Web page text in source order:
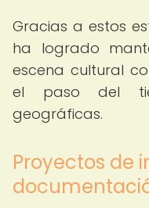
Gracias a estos
ha logrado
escena cultural
el paso del
geográficas.
Proyectos de